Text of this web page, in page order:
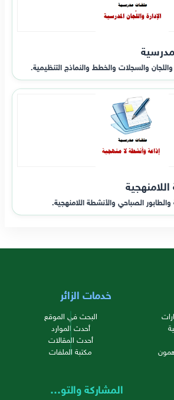
والسجلات والخطط والنماذج التنظيمية.
الصباحي والأنشطة اللامنهجية.
خدمات الزائر
البحث في الموقع
أحدث الموارد
أحدث المقالات
مكتبة الملفات
المشاركة والتواصل